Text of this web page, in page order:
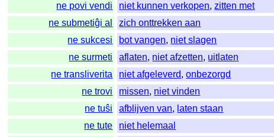
ne povi vendi niet kunnen verkopen,zitten met
ne submetiĝi al
zich onttrekken aan
ne sukcesi
bot vangen, niet slagen
ne surmeti
aflaten, niet afzetten, uitlaten
ne transliverita
niet afgeleverd,onbezorgd
ne trovi
missen, niet vinden
ne tuŝi
afblijven van, laten staan
ne tute
niet helemaal